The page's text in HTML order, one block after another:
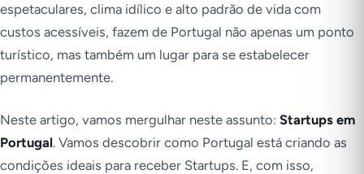
espetaculares, clima idílico e alto padrão de vida com
custos acessíveis, fazem de Portugal não apenas um ponto
turístico, mas também um lugar para se estabelecer
permanentemente.
Neste artigo, vamos mergulhar neste assunto: Startups em
Portugal. Vamos descobrir como Portugal está criando as
condições ideais para receber Startups. E, com isso,